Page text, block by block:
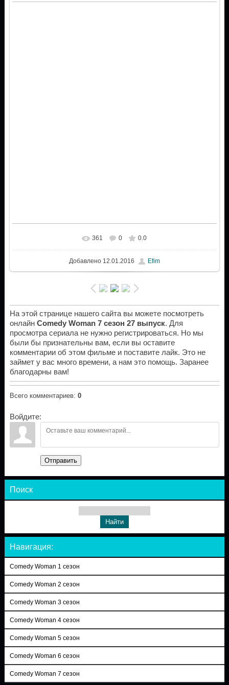
361 0 0.0
Добавлено12.01.2016 Efim
На этой странице нашего сайта вы можете посмотреть
онлайн Comedy Woman 7 сезон 27 выпуск. Для
просмотра сериала не нужно регистрироваться. Но мы
были бы признательны вам, если вы оставите
комментарии об этом фильме и поставите лайк. Это не
займет у вас много времени, а нам это помощь. Заранее
благодарны вам!
Всего комментариев: 0
Войдите:
Отправить
Поиск
Навигация:
Comedy Woman 1 сезон
Comedy Woman 2 сезон
Comedy Woman 3 сезон
Comedy Woman 4 сезон
Comedy Woman 5 сезон
Comedy Woman 6 сезон
Comedy Woman 7 сезон